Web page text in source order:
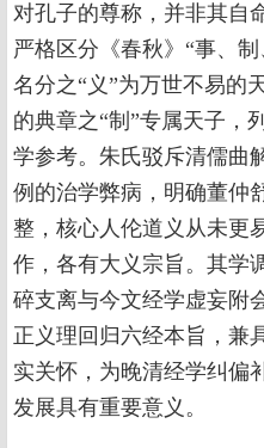
对孔子的尊称，并非其自
严格区分《春秋》“事、
名分之“义”为万世不易的
的典章之“制”专属天子，
学参考。朱氏驳斥清儒曲
例的治学弊病，明确董仲
整，核心人伦道义从未更
作，各有大义宗旨。其学
碎支离与今文经学虚妄附
正义理回归六经本旨，兼
实关怀，为晚清经学纠偏
发展具有重要意义。